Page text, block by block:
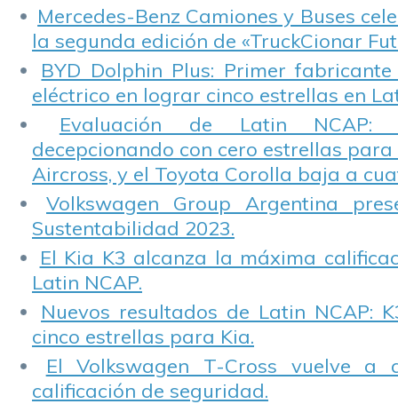
Mercedes-Benz Camiones y Buses
la segunda edición de «TruckCionar
BYD Dolphin Plus: Primer
eléctrico en lograr cinco estrellas en
Evaluación de Latin NCAP:
decepcionando con cero estrellas para
Aircross, y el Toyota Corolla baja a
Volkswagen Group Argentina
Sustentabilidad 2023.
El Kia K3 alcanza la máxima
Latin NCAP.
Nuevos resultados de Latin NCAP:
cinco estrellas para Kia.
El Volkswagen T-Cross vuelve a
calificación de seguridad.